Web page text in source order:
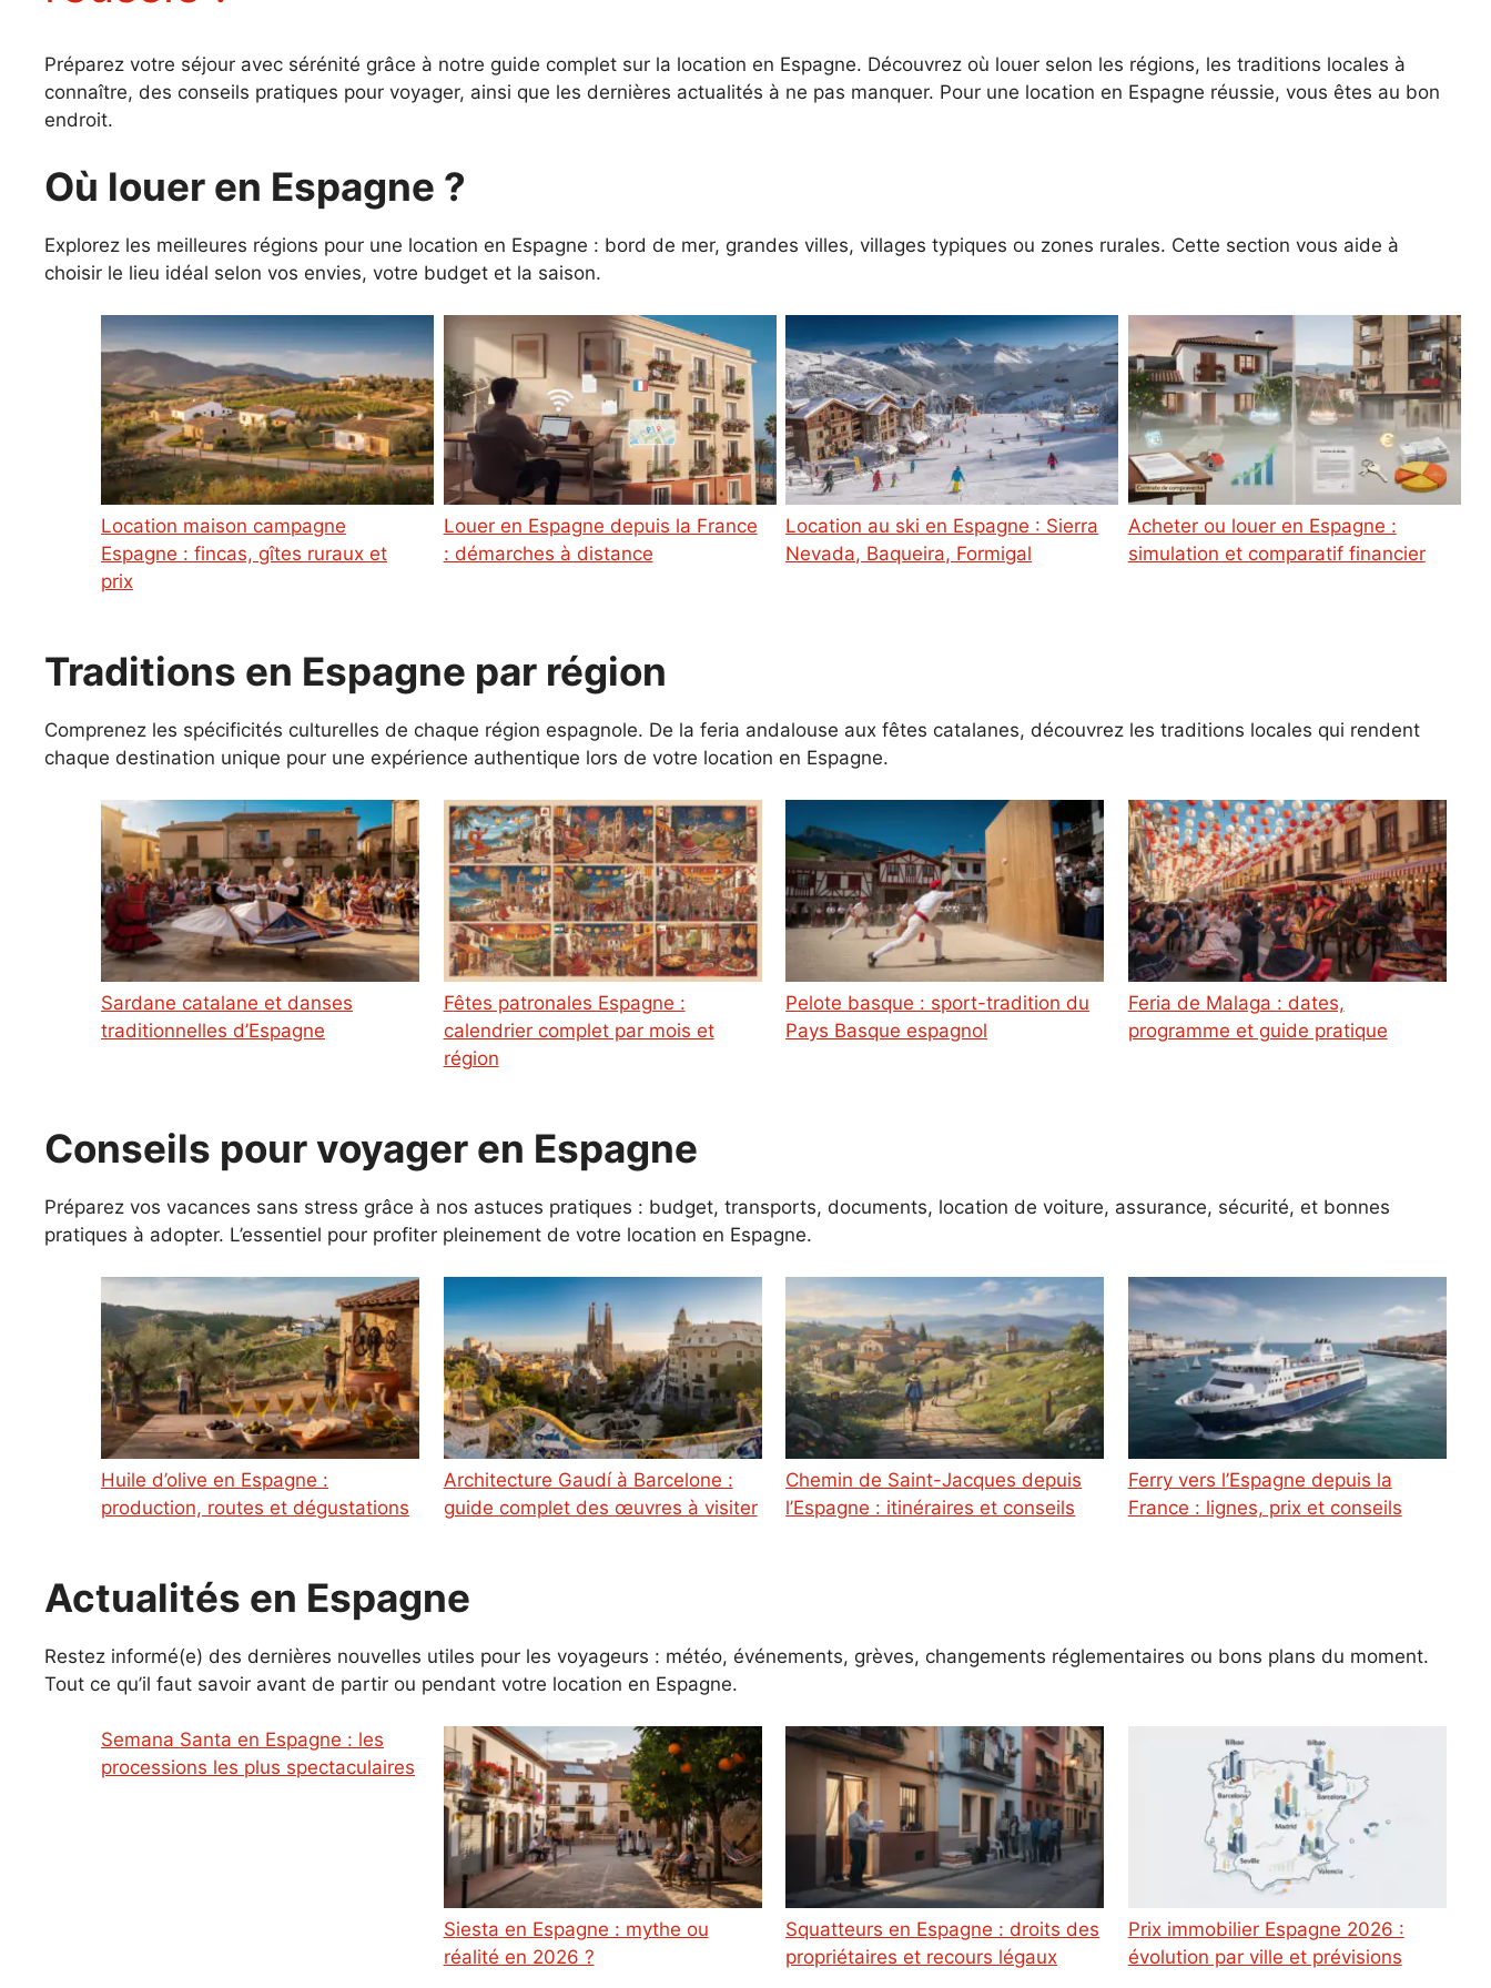
Préparez votre séjour avec sérénité grâce à notre guide complet sur la location en Espagne. Découvrez où louer selon les régions, les traditions locales à
connaître, des conseils pratiques pour voyager, ainsi que les dernières actualités à ne pas manquer. Pour une location en Espagne réussie, vous êtes au bon
endroit.
Où louer en Espagne ?
Explorez les meilleures régions pour une location en Espagne : bord de mer, grandes villes, villages typiques ou zones rurales. Cette section vous aide à
choisir le lieu idéal selon vos envies, votre budget et la saison.
Location maison campagne
Espagne : fincas, gîtes ruraux et
prix
Louer en Espagne depuis la France
: démarches à distance
Location au ski en Espagne : Sierra
Nevada, Baqueira, Formigal
Acheter ou louer en Espagne :
simulation et comparatif financier
Traditions en Espagne par région
Comprenez les spécificités culturelles de chaque région espagnole. De la feria andalouse aux fêtes catalanes, découvrez les traditions locales qui rendent
chaque destination unique pour une expérience authentique lors de votre location en Espagne.
Sardane catalane et danses
traditionnelles d’Espagne
Fêtes patronales Espagne :
calendrier complet par mois et
région
Pelote basque : sport-tradition du
Pays Basque espagnol
Feria de Malaga : dates,
programme et guide pratique
Conseils pour voyager en Espagne
Préparez vos vacances sans stress grâce à nos astuces pratiques : budget, transports, documents, location de voiture, assurance, sécurité, et bonnes
pratiques à adopter. L’essentiel pour profiter pleinement de votre location en Espagne.
Huile d’olive en Espagne :
production, routes et dégustations
Architecture Gaudí à Barcelone :
guide complet des œuvres à visiter
Chemin de Saint-Jacques depuis
l’Espagne : itinéraires et conseils
Ferry vers l’Espagne depuis la
France : lignes, prix et conseils
Actualités en Espagne
Restez informé(e) des dernières nouvelles utiles pour les voyageurs : météo, événements, grèves, changements réglementaires ou bons plans du moment.
Tout ce qu’il faut savoir avant de partir ou pendant votre location en Espagne.
Semana Santa en Espagne : les
processions les plus spectaculaires
Siesta en Espagne : mythe ou
réalité en 2026 ?
Squatteurs en Espagne : droits des
propriétaires et recours légaux
Prix immobilier Espagne 2026 :
évolution par ville et prévisions